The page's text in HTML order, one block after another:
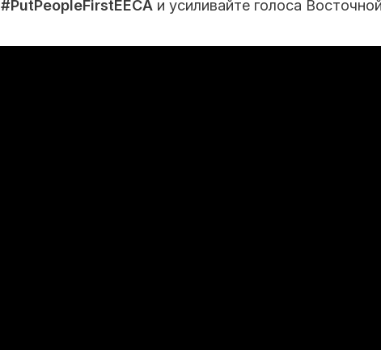
#PutPeopleFirstEECA и усиливайте голоса